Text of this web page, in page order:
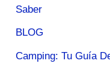
Saber
BLOG
Camping: Tu Guía